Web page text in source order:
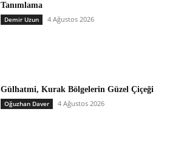
Tanımlama
Demir Uzun 4 Ağustos 2026
Gülhatmi, Kurak Bölgelerin Güzel Çiçeği
Oğuzhan Daver 4 Ağustos 2026